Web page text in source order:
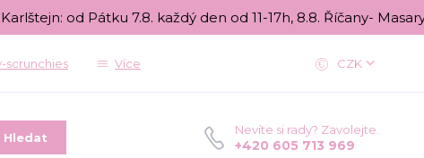
od Pátku 7.8. každý den od 11-17h, 8.8. Říčany-
scrunchies Více CZK
Hledat
Nevíte si rady? Zavolejte.
+420 605 713 969